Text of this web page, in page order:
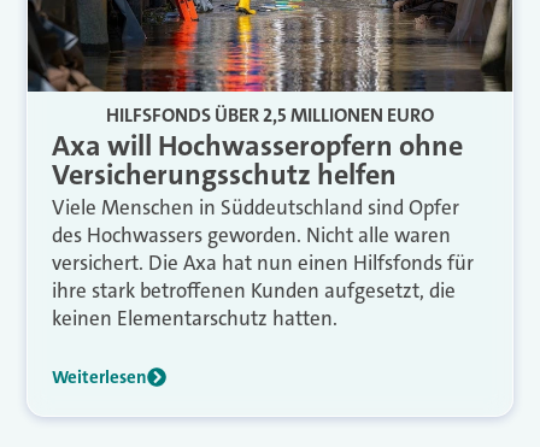
HILFSFONDS ÜBER 2,5 MILLIONEN EURO
Axa will Hochwasseropfern ohne
Versicherungsschutz helfen
Viele Menschen in Süddeutschland sind Opfer
des Hochwassers geworden. Nicht alle waren
versichert. Die Axa hat nun einen Hilfsfonds für
ihre stark betroffenen Kunden aufgesetzt, die
keinen Elementarschutz hatten.
Weiterlesen